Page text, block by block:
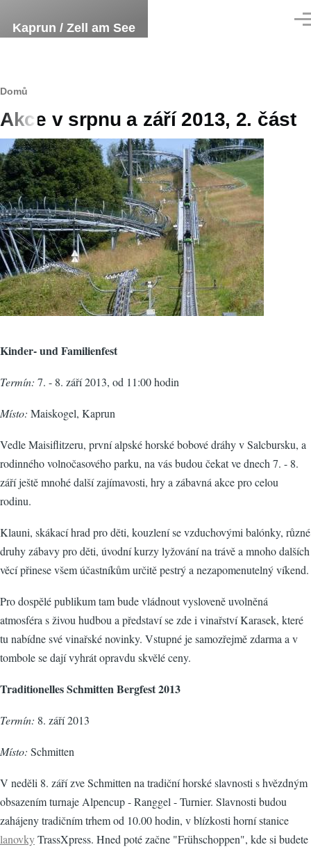
Kaprun / Zell am See
Drobečková
navigace
Domů
Akce v srpnu a září 2013, 2. část
Kinder- und Familienfest
Termín: 7. - 8. září 2013, od 11:00 hodin
Místo: Maiskogel, Kaprun
Vedle Maisiflitzeru, první alpské horské bobové dráhy v Salcbursku, a
rodinného volnočasového parku, na vás budou čekat ve dnech 7. - 8.
září ještě mnohé další zajímavosti, hry a zábavná akce pro celou
rodinu.
Klauni, skákací hrad pro děti, kouzlení se vzduchovými balónky, různé
druhy zábavy pro děti, úvodní kurzy lyžování na trávě a mnoho dalších
věcí přinese všem účastníkům určitě pestrý a nezapomenutelný víkend.
Pro dospělé publikum tam bude vládnout vysloveně uvolněná
atmosféra s živou hudbou a představí se zde i vinařství Karasek, které
tu nabídne své vinařské novinky. Vstupné je samozřejmě zdarma a v
tombole se dají vyhrát opravdu skvělé ceny.
Traditionelles Schmitten Bergfest 2013
Termín: 8. září 2013
Místo: Schmitten
V neděli 8. září zve Schmitten na tradiční horské slavnosti s hvězdným
obsazením turnaje Alpencup - Ranggel - Turnier. Slavnosti budou
zahájeny tradičním trhem od 10.00 hodin, v blízkosti horní stanice
lanovkyTrassXpress. Hned poté začne "Frühschoppen", kde si budete